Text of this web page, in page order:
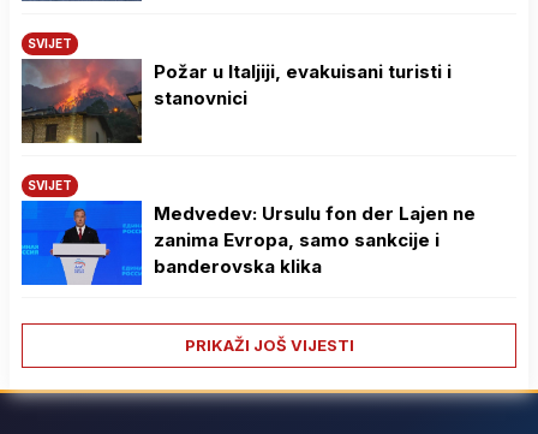
SVIJET
Požar u Italjiji, evakuisani turisti i
stanovnici
SVIJET
Medvedev: Ursulu fon der Lajen ne
zanima Evropa, samo sankcije i
banderovska klika
PRIKAŽI JOŠ VIJESTI